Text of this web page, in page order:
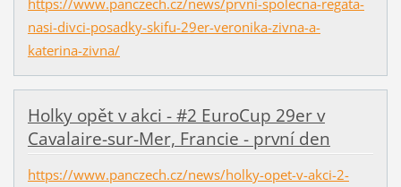
nasi-divci-posadky-skifu-29er-veronika-zivna-a-
katerina-zivna/
Holky opět v akci - #2 EuroCup 29er v
Cavalaire-sur-Mer, Francie - první den
https://www.panczech.cz/news/holky-opet-v-akci-2-